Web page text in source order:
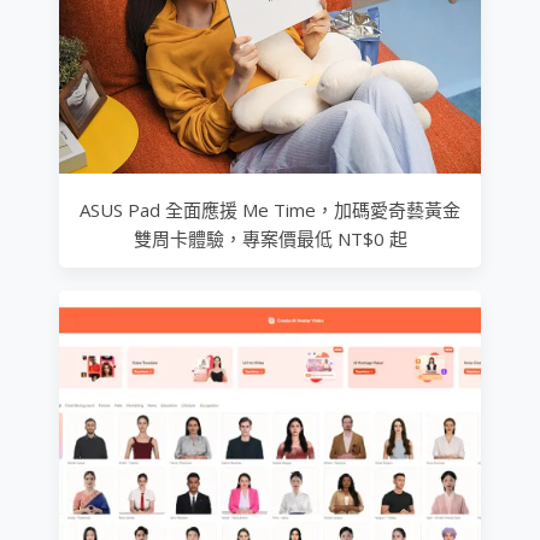
ASUS Pad 全面應援 Me Time，加碼愛奇藝黃金
雙周卡體驗，專案價最低 NT$0 起